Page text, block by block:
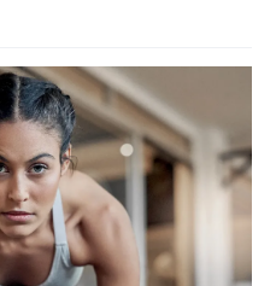
―
vaše zdraví.